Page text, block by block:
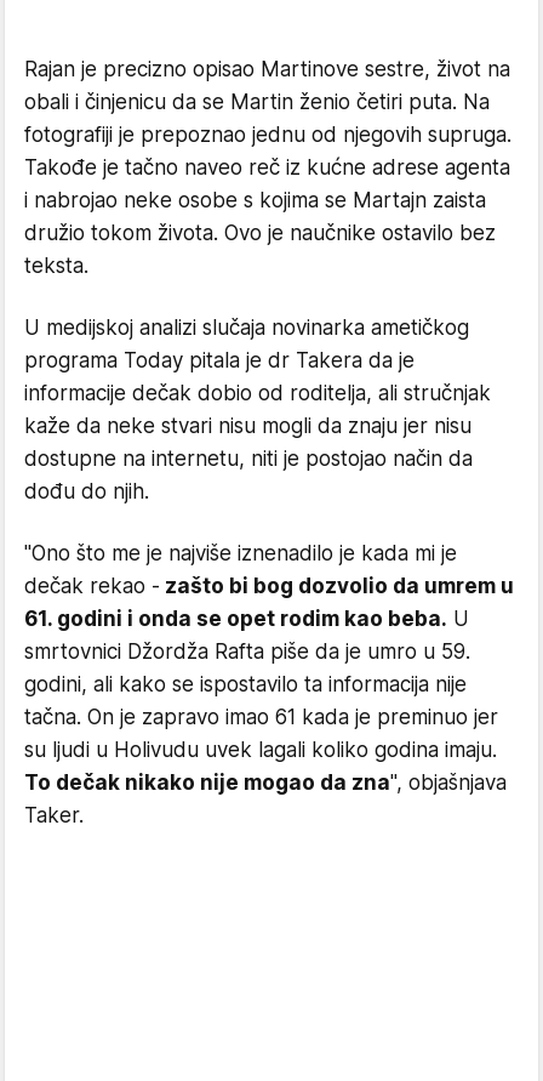
Rajan je precizno opisao Martinove sestre, život na
obali i činjenicu da se Martin ženio četiri puta. Na
fotografiji je prepoznao jednu od njegovih supruga.
Takođe je tačno naveo reč iz kućne adrese agenta
i nabrojao neke osobe s kojima se Martajn zaista
družio tokom života. Ovo je naučnike ostavilo bez
teksta.
U medijskoj analizi slučaja novinarka ametičkog
programa Today pitala je dr Takera da je
informacije dečak dobio od roditelja, ali stručnjak
kaže da neke stvari nisu mogli da znaju jer nisu
dostupne na internetu, niti je postojao način da
dođu do njih.
"Ono što me je najviše iznenadilo je kada mi je
dečak rekao - zašto bi bog dozvolio da umrem u
61. godini i onda se opet rodim kao beba. U
smrtovnici Džordža Rafta piše da je umro u 59.
godini, ali kako se ispostavilo ta informacija nije
tačna. On je zapravo imao 61 kada je preminuo jer
su ljudi u Holivudu uvek lagali koliko godina imaju.
To dečak nikako nije mogao da zna", objašnjava
Taker.